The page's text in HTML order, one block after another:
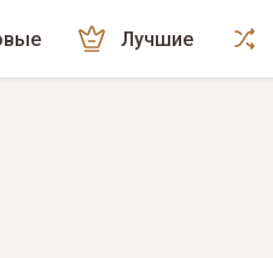
Лучшие